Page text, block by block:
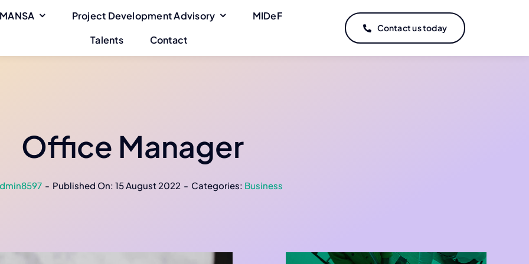
Project Development Advisory
MIDeF
Talents
Contact
Contact us today
Office Manager
- Published On: 15 August 2022 - Categories: Business